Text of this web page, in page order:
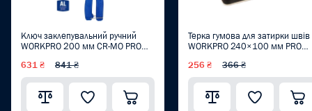
Ключ заклепувальний ручний
WORKPRO 200 мм CR-MO PRO
631 ₴ 841 ₴
Терка гумова для затирки швів
WORKPRO 240×100 мм PRO
256 ₴ 366 ₴